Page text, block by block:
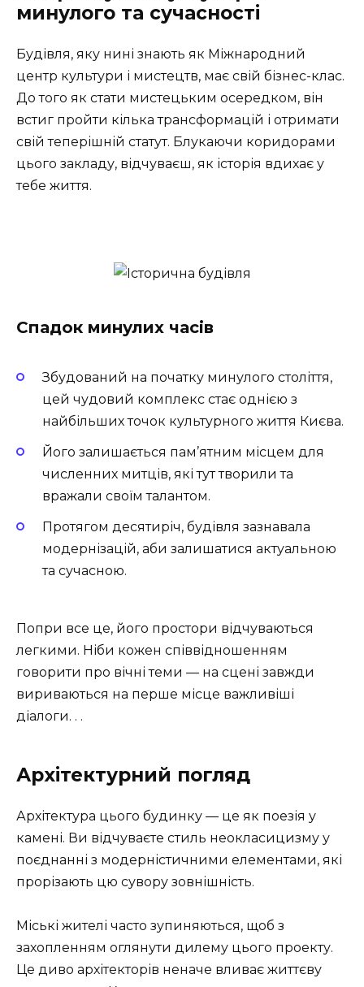
минулого та сучасності
Будівля, яку нині знають як Міжнародний
центр культури і мистецтв, має свій бізнес-клас.
До того як стати мистецьким осередком, він
встиг пройти кілька трансформацій і отримати
свій теперішній статут. Блукаючи коридорами
цього закладу, відчуваєш, як історія вдихає у
тебе життя.
Спадок минулих часів
Збудований на початку минулого століття,
цей чудовий комплекс стає однією з
найбільших точок культурного життя Києва.
Його залишається пам’ятним місцем для
численних митців, які тут творили та
вражали своїм талантом.
Протягом десятиріч, будівля зазнавала
модернізацій, аби залишатися актуальною
та сучасною.
Попри все це, його простори відчуваються
легкими. Ніби кожен співвідношенням
говорити про вічні теми — на сцені завжди
вириваються на перше місце важливіші
діалоги. . .
Архітектурний погляд
Архітектура цього будинку — це як поезія у
камені. Ви відчуваєте стиль неокласицизму у
поєднанні з модерністичними елементами, які
прорізають цю сувору зовнішність.
Міські жителі часто зупиняються, щоб з
захопленням оглянути дилему цього проекту.
Це диво архітекторів неначе вливає життєву